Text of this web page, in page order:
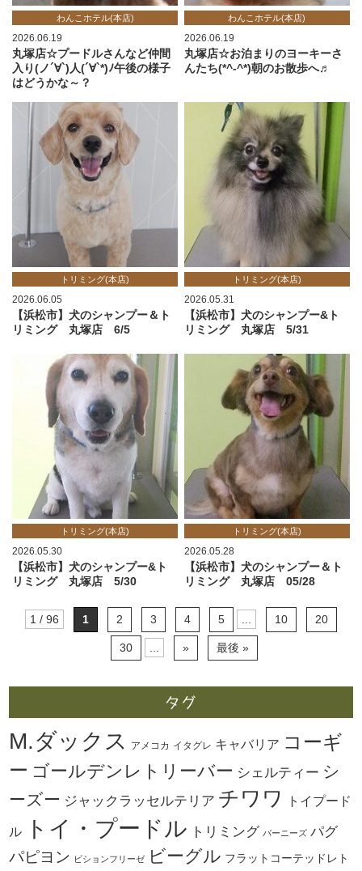
わんこホテル(本店)
2026.06.19
丸塚店☆プードルさんなど仲間
入り(ノ´∀`)人(´∀`*)ﾉ午後の様子
はどうかな～？
わんこホテル(本店)
2026.06.19
丸塚店☆お泊まりのヨーキーさ
んたち(*^-^*)朝のお散歩へ♬
トリミング(本店)
2026.06.05
【浜松市】犬のシャンプー＆ト
リミング 丸塚店 6/5
トリミング(本店)
2026.05.31
【浜松市】犬のシャンプー&ト
リミング 丸塚店 5/31
トリミング(本店)
2026.05.30
【浜松市】犬のシャンプー&ト
リミング 丸塚店 5/30
トリミング(本店)
2026.05.28
【浜松市】犬のシャンプー＆ト
リミング 丸塚店 05/28
1 / 96 1 2 3 4 5 ... 10 20
30 ... » 最後 »
M.ダックス アメコカ イタグレ キャバリア コーギ
ー ゴールデンレトリーバー シェルティー シ
ーズー ジャックラッセルテリア チワワ トイプード
ル トイ・プードル トリミング バーニーズ パグ
パピヨン ビションフリーゼ ビーグル フラットコーテッドレト